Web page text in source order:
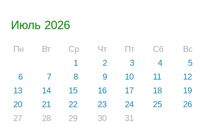
Июль 2026
Пн Вт Ср Чт Пт Сб
Вс
1
2 3 4
5
6
7 8 9 10 11
12
13
14 15 16 17 18
19
20
21 22 23 24 25
26
27
28 29 30 31